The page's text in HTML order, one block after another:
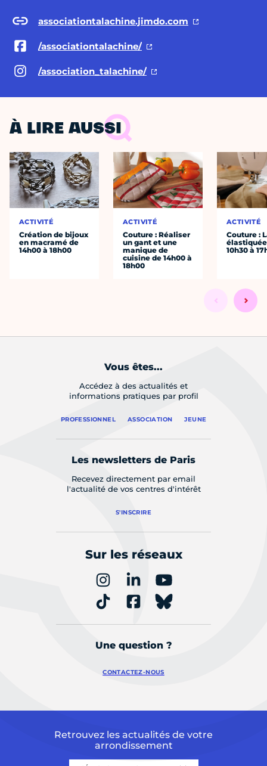
associationtalachine.jimdo.com
/associationtalachine/
/association_talachine/
À LIRE AUSSI
ACTIVITÉ
Création de bijoux
en macramé de
14h00 à 18h00
ACTIVITÉ
Couture : Réaliser
un gant et une
manique de
cuisine de 14h00 à
18h00
ACTIVITÉ
Couture :
10h30 à
Vous êtes...
Accédez à des actualités et
informations pratiques par profil
PROFESSIONNEL ASSOCIATION JEUNE
Les newsletters de Paris
Recevez directement par email
l'actualité de vos centres d'intérêt
S'INSCRIRE
Sur les réseaux
Une question ?
CONTACTEZ-NOUS
Retrouvez les actualités de votre
arrondissement